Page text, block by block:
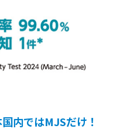
内ではMJSだけ！